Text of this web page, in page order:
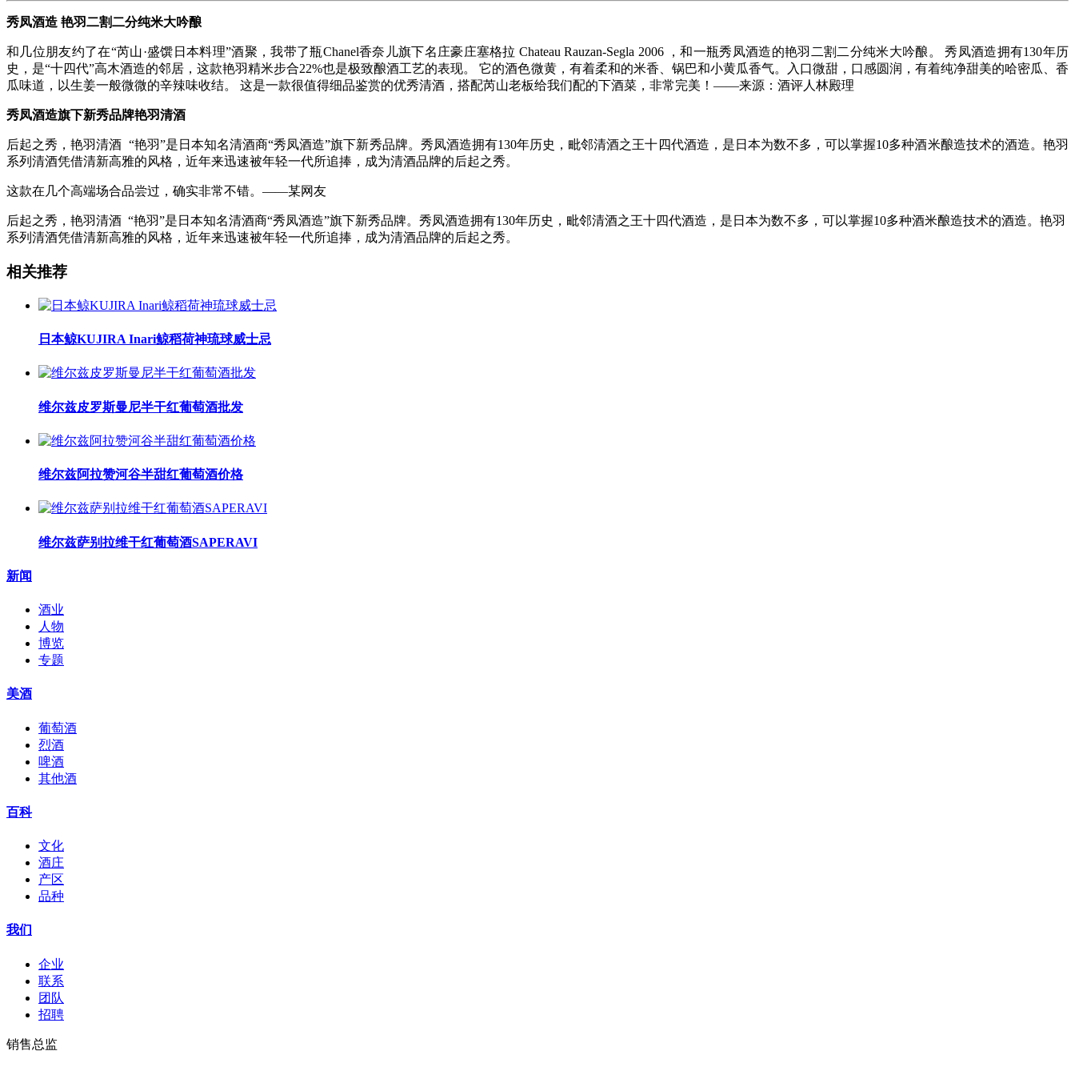
秀凤酒造 艳羽二割二分纯米大吟酿
和几位朋友约了在“芮山·盛馔日本料理”酒聚，我带了瓶Chanel香奈儿旗下名庄豪庄塞格拉 Chateau Rauzan-Segla 2006 ，和一瓶秀凤酒造的艳羽二割二分纯米大吟酿。 秀凤酒造拥有130年历
史，是“十四代”高木酒造的邻居，这款艳羽精米步合22%也是极致酿酒工艺的表现。 它的酒色微黄，有着柔和的米香、锅巴和小黄瓜香气。入口微甜，口感圆润，有着纯净甜美的哈密瓜、香
瓜味道，以生姜一般微微的辛辣味收结。 这是一款很值得细品鉴赏的优秀清酒，搭配芮山老板给我们配的下酒菜，非常完美！——来源：酒评人林殿理
秀凤酒造旗下新秀品牌艳羽清酒
后起之秀，艳羽清酒 “艳羽”是日本知名清酒商“秀凤酒造”旗下新秀品牌。秀凤酒造拥有130年历史，毗邻清酒之王十四代酒造，是日本为数不多，可以掌握10多种酒米酿造技术的酒造。艳羽
系列清酒凭借清新高雅的风格，近年来迅速被年轻一代所追捧，成为清酒品牌的后起之秀。
这款在几个高端场合品尝过，确实非常不错。——某网友
后起之秀，艳羽清酒 “艳羽”是日本知名清酒商“秀凤酒造”旗下新秀品牌。秀凤酒造拥有130年历史，毗邻清酒之王十四代酒造，是日本为数不多，可以掌握10多种酒米酿造技术的酒造。艳羽
系列清酒凭借清新高雅的风格，近年来迅速被年轻一代所追捧，成为清酒品牌的后起之秀。
相关推荐
日本鲸KUJIRA Inari鲸稻荷神琉球威士忌
维尔兹皮罗斯曼尼半干红葡萄酒批发
维尔兹阿拉赞河谷半甜红葡萄酒价格
维尔兹萨别拉维干红葡萄酒SAPERAVI
新闻
酒业
人物
博览
专题
美酒
葡萄酒
烈酒
啤酒
其他酒
百科
文化
酒庄
产区
品种
我们
企业
联系
团队
招聘
销售总监